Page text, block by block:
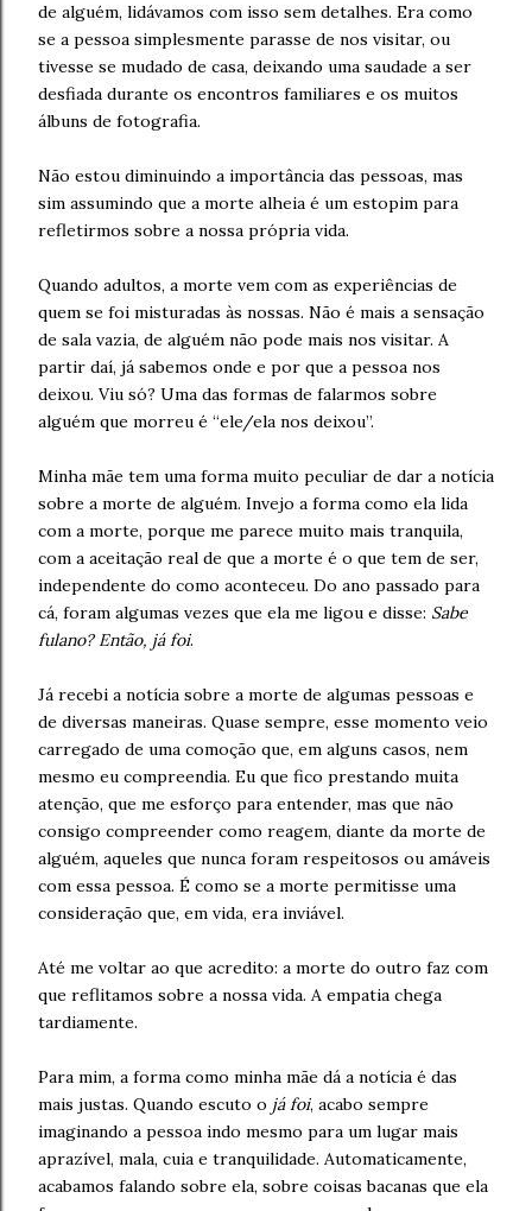
de alguém, lidávamos com isso sem detalhes. Era como
se a pessoa simplesmente parasse de nos visitar, ou
tivesse se mudado de casa, deixando uma saudade a ser
desfiada durante os encontros familiares e os muitos
álbuns de fotografia.
Não estou diminuindo a importância das pessoas, mas
sim assumindo que a morte alheia é um estopim para
refletirmos sobre a nossa própria vida.
Quando adultos, a morte vem com as experiências de
quem se foi misturadas às nossas. Não é mais a sensação
de sala vazia, de alguém não pode mais nos visitar. A
partir daí, já sabemos onde e por que a pessoa nos
deixou. Viu só? Uma das formas de falarmos sobre
alguém que morreu é “ele/ela nos deixou”.
Minha mãe tem uma forma muito peculiar de dar a notícia
sobre a morte de alguém. Invejo a forma como ela lida
com a morte, porque me parece muito mais tranquila,
com a aceitação real de que a morte é o que tem de ser,
independente do como aconteceu. Do ano passado para
cá, foram algumas vezes que ela me ligou e disse: Sabe
fulano? Então, já foi.
Já recebi a notícia sobre a morte de algumas pessoas e
de diversas maneiras. Quase sempre, esse momento veio
carregado de uma comoção que, em alguns casos, nem
mesmo eu compreendia. Eu que fico prestando muita
atenção, que me esforço para entender, mas que não
consigo compreender como reagem, diante da morte de
alguém, aqueles que nunca foram respeitosos ou amáveis
com essa pessoa. É como se a morte permitisse uma
consideração que, em vida, era inviável.
Até me voltar ao que acredito: a morte do outro faz com
que reflitamos sobre a nossa vida. A empatia chega
tardiamente.
Para mim, a forma como minha mãe dá a notícia é das
mais justas. Quando escuto o já foi, acabo sempre
imaginando a pessoa indo mesmo para um lugar mais
aprazível, mala, cuia e tranquilidade. Automaticamente,
acabamos falando sobre ela, sobre coisas bacanas que ela